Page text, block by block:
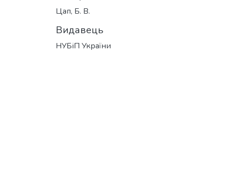
Цап, Б. В.
Видавець
НУБіП України